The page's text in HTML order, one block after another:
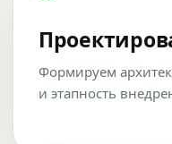
Формируем
и этапность